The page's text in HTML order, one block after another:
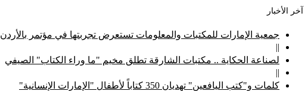
آخر الأخبار
جمعية الإمارات للمكتبات والمعلومات تستعرض تجربتها في مؤتمر بالأردن
||
لصناعة الحكاية .. مكتبات الشارقة تطلق مخيم "ما وراء الكتاب" الصيفي
||
كلمات و"كتب اليافعين" تهديان 350 كتاباً لأطفال "الإمارات الإنسانية"